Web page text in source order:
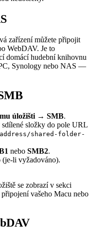
zařízení můžete připojit
WebDAV. Je to
domácí hudební knihovnu
Synology nebo NAS —
úložišti → SMB.
sdílené složky do pole URL
shared-folder-
nebo SMB2.
(je-li vyžadováno).
se zobrazí v sekci
vašeho Macu nebo